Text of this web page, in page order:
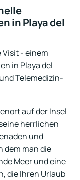
in Playa del
Visit - einem
in Playa del
Telemedizin-
auf der Insel
herrlichen
und
dem man die
Meer und eine
die Ihren Urlaub